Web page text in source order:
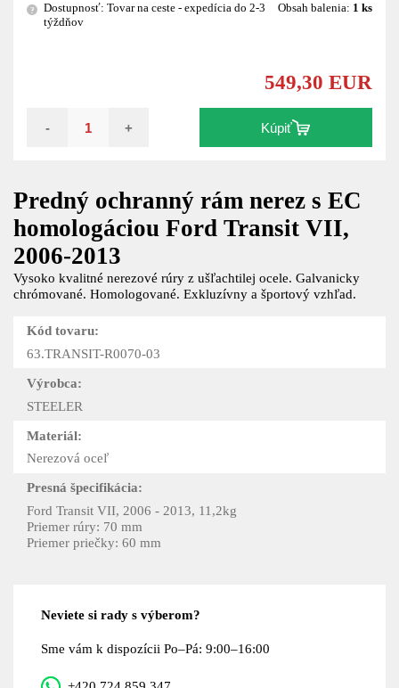
Predný ochranný rám nerez s EC
homologáciou Ford Transit VII,
2006-2013
Vysoko kvalitné nerezové rúry z ušľachtilej ocele. Galvanicky
chrómované. Homologované. Exkluzívny a športový vzhľad.
Kód tovaru:
63.TRANSIT-R0070-03
Výrobca:
STEELER
Materiál:
Nerezová oceľ
Presná špecifikácia:
Ford Transit VII, 2006 - 2013, 11,2kg
Priemer rúry: 70 mm
Priemer priečky: 60 mm
?
Dostupnosť: Tovar na ceste - expedícia do 2-3
týždňov
Obsah balenia: 1 ks
549,30 EUR
- + Kúpiť
Neviete si rady s výberom?
Sme vám k dispozícii Po–Pá: 9:00–16:00